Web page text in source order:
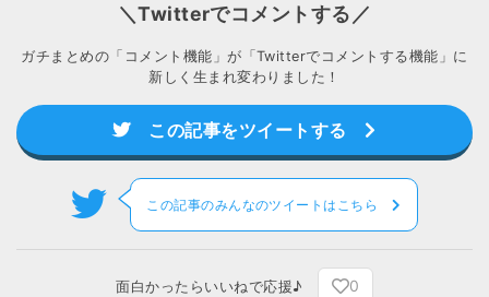
＼Twitterでコメントする／
ガチまとめの「コメント機能」が「Twitterでコメントする機能」に
新しく生まれ変わりました！
この記事をツイートする
この記事のみんなのツイートはこちら
面白かったらいいねで応援♪ 0